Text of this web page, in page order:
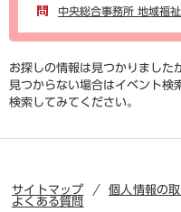
中央総合事務所 地域福
お探しの情報は見つかりました
見つからない場合はイベント検
検索してみてください。
サイトマップ 個人情報の
よくある質問